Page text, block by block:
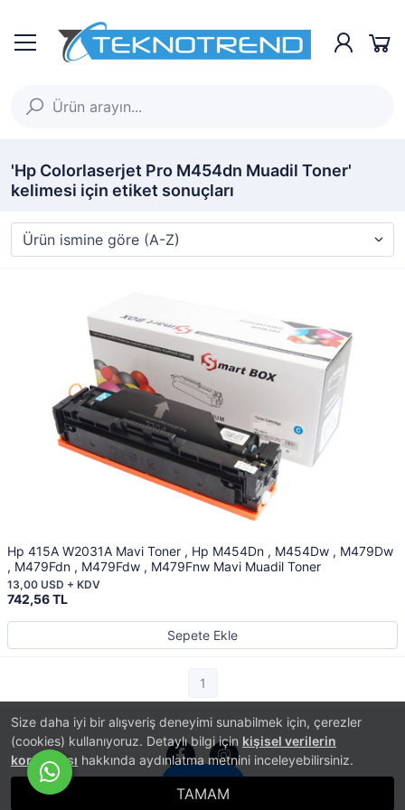
Size daha iyi bir alışveriş deneyimi sunabilmek için, çerezler
(cookies) kullanıyoruz. Detaylı bilgi için kişisel verilerin
korunması hakkında aydınlatma metnini inceleyebilirsiniz.
TAMAM
'Hp Colorlaserjet Pro M454dn Muadil Toner'
kelimesi için etiket sonuçları
Hp 415A W2031A Mavi Toner , Hp M454Dn , M454Dw , M479Dw
, M479Fdn , M479Fdw , M479Fnw Mavi Muadil Toner
742,56 TL
13,00 USD + KDV
Sepete Ekle
1
İletişim
E-Ticaret Sistemi